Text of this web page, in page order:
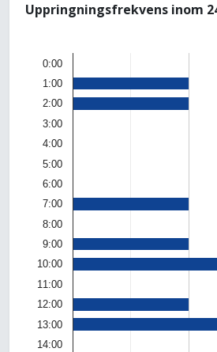
Uppringningsfrekvens inom
0:00
1:00
2:00
3:00
4:00
5:00
6:00
7:00
8:00
9:00
10:00
11:00
12:00
13:00
14:00